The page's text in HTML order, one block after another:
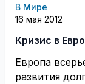
В Мире
16 мая 2012
Кризис в
Европа
развития